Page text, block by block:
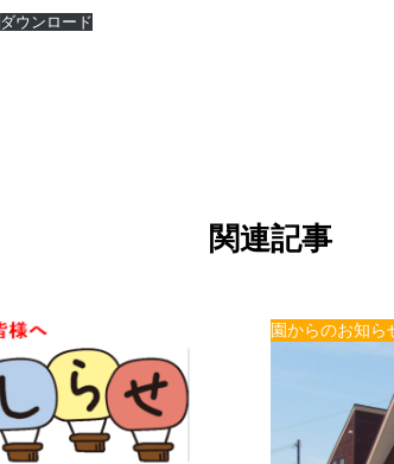
ダウンロード
関連記事
園からのお知ら